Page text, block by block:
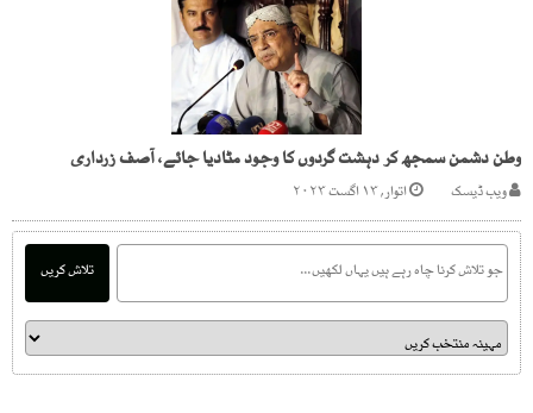
وطن دشمن سمجھ کر دہشت گردوں کا وجود مٹادیا جائے، آصف زرداری
ویب ڈیسک اتوار, ۱۳ اگست ۲۰۲۳
تلاش کریں